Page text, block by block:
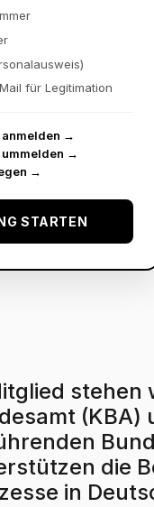
für Legitimation
anmelden →
ummelden →
→
STARTEN
stehen
(KBA)
die
in